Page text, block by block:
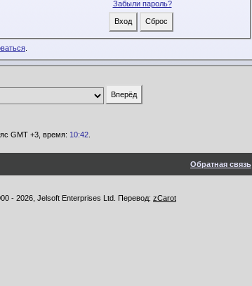
Забыли пароль?
GMT +3, время: 10:42.
Обратная связь
- 2026, Jelsoft Enterprises Ltd. Перевод: zCarot